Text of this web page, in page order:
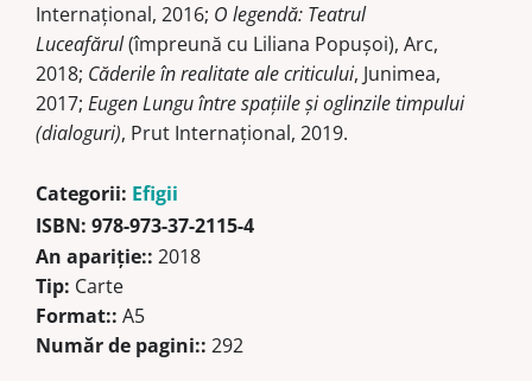
Internaţional, 2016; O legendă: Teatrul
Luceafărul(împre­ună cu Liliana Popușoi), Arc,
2018; Căderile în realitate ale criticului, Junimea,
2017; Eugen Lungu între spațiile și oglin­zile timpului
(dialoguri), Prut Internațional, 2019.
Categorii: Efigii
ISBN: 978-973-37-2115-4
An apariţie:: 2018
Tip: Carte
Format:: A5
Număr de pagini:: 292